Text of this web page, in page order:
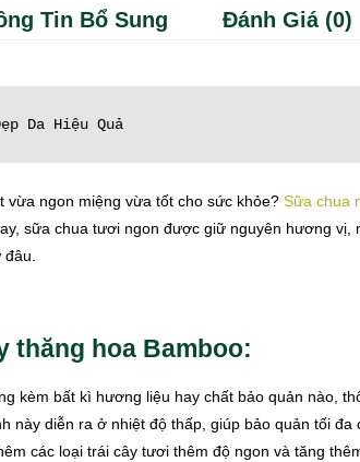
Tin Bổ Sung Đánh Giá (0)
Da Hiệu Quả
vừa ngon miệng vừa tốt cho sức khỏe? Sữa chua
sữa chua tươi ngon được giữ nguyên hương vị,
thăng hoa Bamboo:
kèm bất kì hương liệu hay chất bảo quản nào,
này diễn ra ở nhiệt độ thấp, giúp bảo quản tối
các loại trái cây tươi thêm độ ngon và tăng